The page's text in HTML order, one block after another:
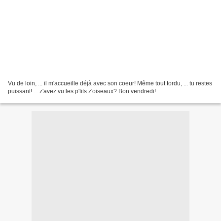
Vu de loin, ... il m'accueille déjà avec son coeur! Même tout tordu, ... tu restes
puissant! ... z'avez vu les p'tits z'oiseaux? Bon vendredi!